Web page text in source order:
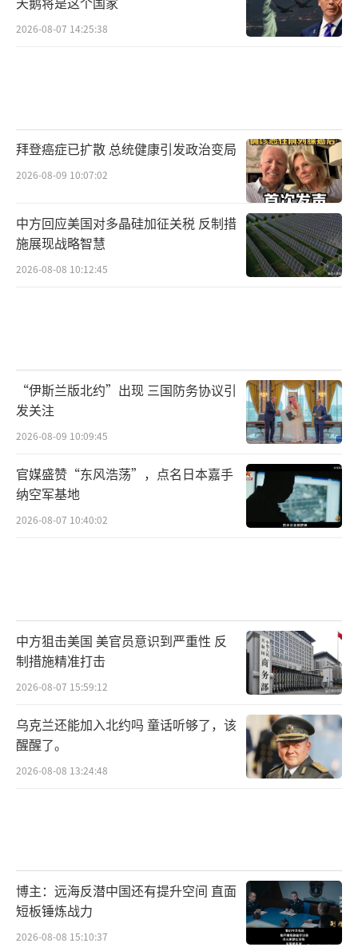
力，但他的政党理念能否得到广大民众的认可
金问题。政党的运作需要大量的资金支持，包
括竞选活动、政策宣传等方面。马斯克虽然富
有，“美国党”的长期发展仍需持续的资金投
入，如何保证资金的稳定来源也是一个挑战。
此外，政党的发展还会受到国际形势的影响。
美国在国际上的地位和政策走向会影响到国内
政治生态，“美国党”在制定政策和发展战略
台上的一个新变数。从他近期的一系列动态来
看，无论是与特朗普的争端还是股价下跌事
件，都反映出美国社会政治经济环境的复杂
性。“美国党”的未来充满了不确定性，但也
蕴含着无限的可能。它有可能打破美国传统政
治的格局，为美国社会带来新的活力和变革。
同时，它也面临着诸多挑战，需要在政治、经
2026-08-07 14:25:38
拜登癌症已扩散 总统健康引发政治变局
2026-08-09 10:07:02
中方回应美国对多晶硅加征关税 反制措
施展现战略智慧
2026-08-08 10:12:45
“伊斯兰版北约”出现 三国防务协议引
发关注
2026-08-09 10:09:45
官媒盛赞“东风浩荡”，点名日本嘉手
纳空军基地
2026-08-07 10:40:02
中方狙击美国 美官员意识到严重性 反
制措施精准打击
2026-08-07 15:59:12
乌克兰还能加入北约吗 童话听够了，该
醒醒了。
2026-08-08 13:24:48
博主：远海反潜中国还有提升空间 直面
短板锤炼战力
2026-08-08 15:10:37